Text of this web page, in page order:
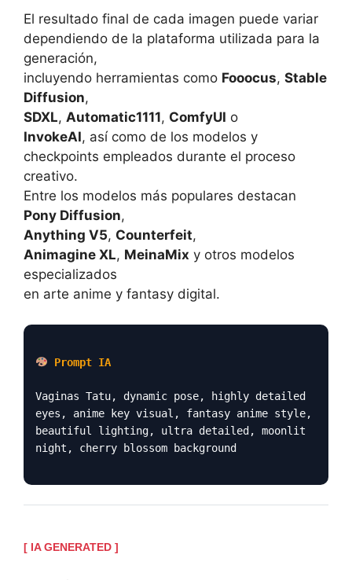
El resultado final de cada imagen puede variar
dependiendo de la plataforma utilizada para la
generación,
incluyendo herramientas como Fooocus, Stable
Diffusion,
SDXL, Automatic1111, ComfyUI o
InvokeAI, así como de los modelos y
checkpoints empleados durante el proceso
creativo.
Entre los modelos más populares destacan
Pony Diffusion,
Anything V5, Counterfeit,
Animagine XL, MeinaMix y otros modelos
especializados
en arte anime y fantasy digital.
Prompt IA
Vaginas Tatu, dynamic pose, highly detailed
eyes, anime key visual, fantasy anime style,
beautiful lighting, ultra detailed, moonlit
night, cherry blossom background
[ IA GENERATED ]